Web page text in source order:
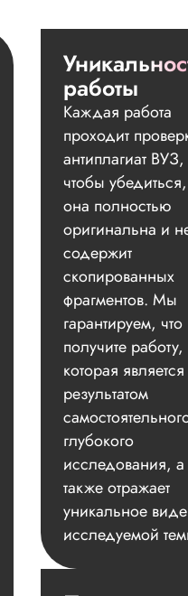
работы
Каждая работа
проходит
антиплагиат ВУЗ,
чтобы
она полностью
оригинальна и
содержит
скопированных
фрагментов. Мы
гарантируем,
получите работу,
которая является
результатом
глубокого
исследования, а
также отражает
уникальное
исследуемой